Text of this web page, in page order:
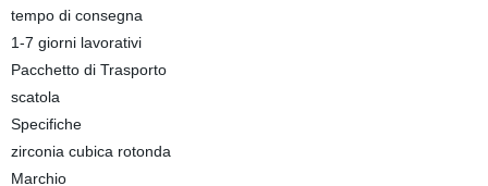
tempo di consegna
1-7 giorni lavorativi
Pacchetto di Trasporto
scatola
Specifiche
zirconia cubica rotonda
Marchio